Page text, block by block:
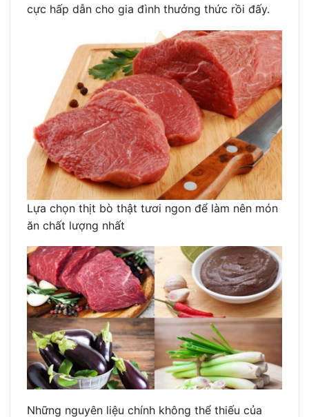
cực hấp dẫn cho gia đình thưởng thức rồi đấy.
Lựa chọn thịt bò thật tươi ngon để làm nên món
ăn chất lượng nhất
Những nguyên liệu chính không thể thiếu của